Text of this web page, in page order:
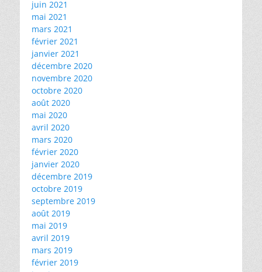
juin 2021
mai 2021
mars 2021
février 2021
janvier 2021
décembre 2020
novembre 2020
octobre 2020
août 2020
mai 2020
avril 2020
mars 2020
février 2020
janvier 2020
décembre 2019
octobre 2019
septembre 2019
août 2019
mai 2019
avril 2019
mars 2019
février 2019